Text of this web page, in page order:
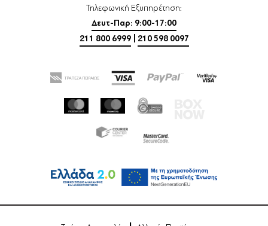
Τηλεφωνική Εξυπηρέτηση:
Δευτ-Παρ: 9:00-17:00
211 800 6999
210 598 0097